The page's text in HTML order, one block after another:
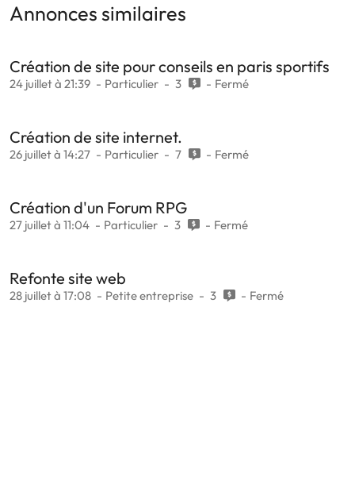
Annonces similaires
Création de site pour conseils en paris sportifs
24 juillet à 21:39 Particulier 3 Fermé
Création de site internet.
26 juillet à 14:27 Particulier 7 Fermé
Création d'un Forum RPG
27 juillet à 11:04 Particulier 3 Fermé
Refonte site web
28 juillet à 17:08 Petite entreprise 3 Fermé